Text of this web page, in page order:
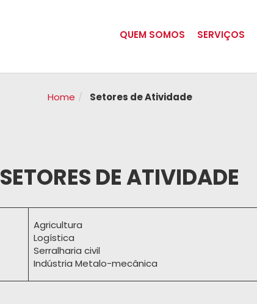
QUEM SOMOS SERVIÇOS
Home Setores de Atividade
SETORES DE ATIVIDADE
Agricultura
Logística
Serralharia civil
Indústria Metalo-mecânica